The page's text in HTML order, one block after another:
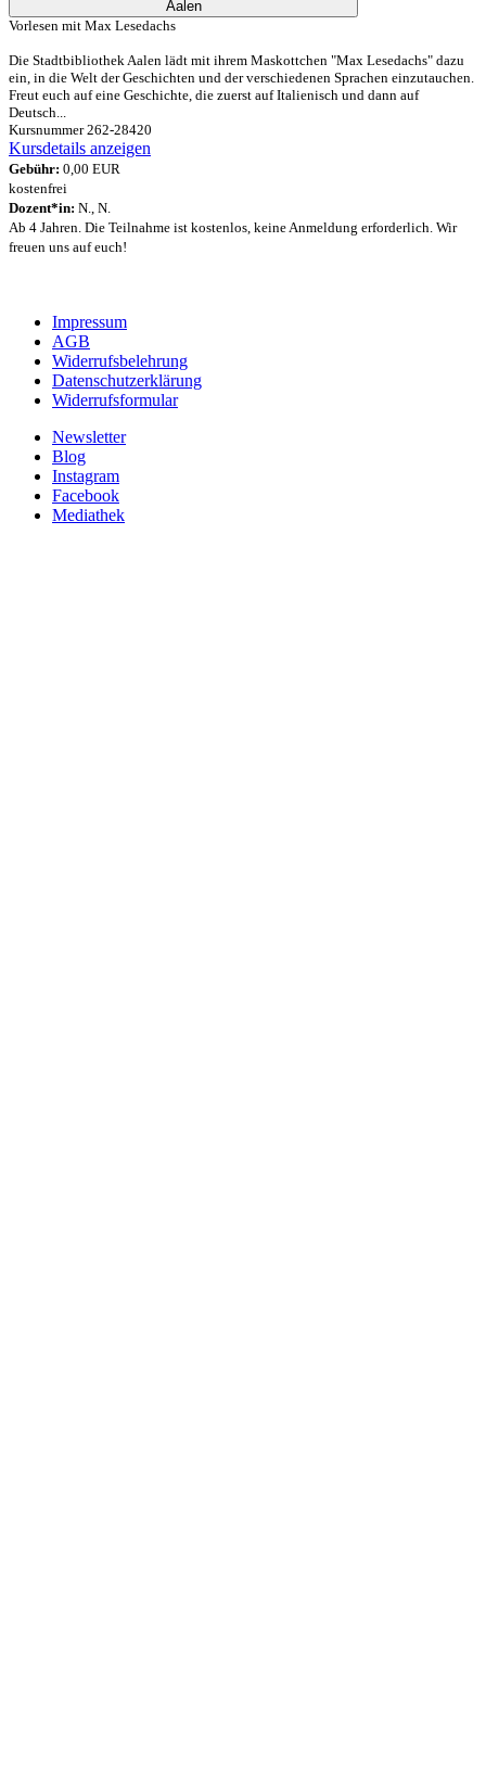
Aalen
Vorlesen mit Max Lesedachs
Die Stadtbibliothek Aalen lädt mit ihrem Maskottchen "Max Lesedachs" dazu
ein, in die Welt der Geschichten und der verschiedenen Sprachen einzutauchen.
Freut euch auf eine Geschichte, die zuerst auf Italienisch und dann auf
Deutsch...
Kursnummer 262-28420
Kursdetails anzeigen
Gebühr: 0,00 EUR
kostenfrei
Dozent*in: N., N.
Ab 4 Jahren. Die Teilnahme ist kostenlos, keine Anmeldung erforderlich. Wir
freuen uns auf euch!
Impressum
AGB
Widerrufsbelehrung
Datenschutzerklärung
Widerrufsformular
Newsletter
Blog
Instagram
Facebook
Mediathek